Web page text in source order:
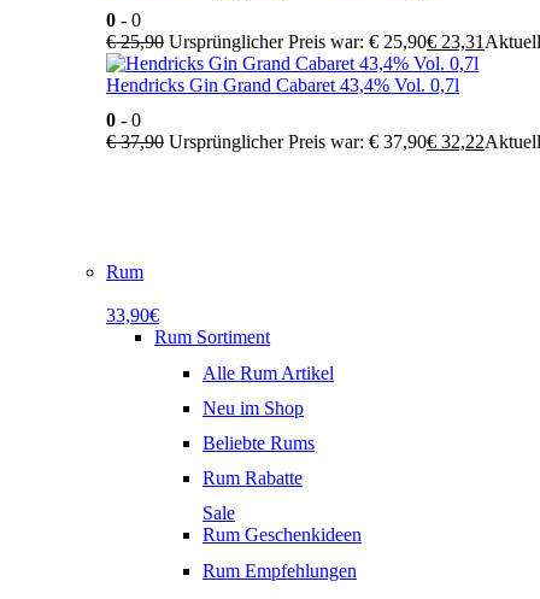
0 - 0
€25,90 Ursprünglicher Preis war: € 25,90€ 23,31
Hendricks Gin Grand Cabaret 43,4% Vol. 0,7l
0 - 0
€37,90 Ursprünglicher Preis war: € 37,90€ 32,22
Rum
33,90€
Rum Sortiment
Alle Rum Artikel
Neu im Shop
Beliebte Rums
Rum Rabatte
Sale
Rum Geschenkideen
Rum Empfehlungen